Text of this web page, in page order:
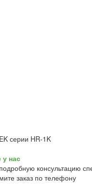
серии HR-1K
у нас
консультацию
заказ по телефону